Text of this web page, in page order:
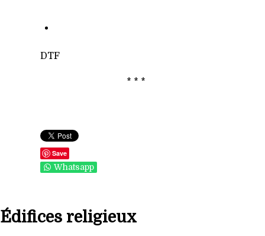
DTF
* * *
Save
Whatsapp
Édifices religieux